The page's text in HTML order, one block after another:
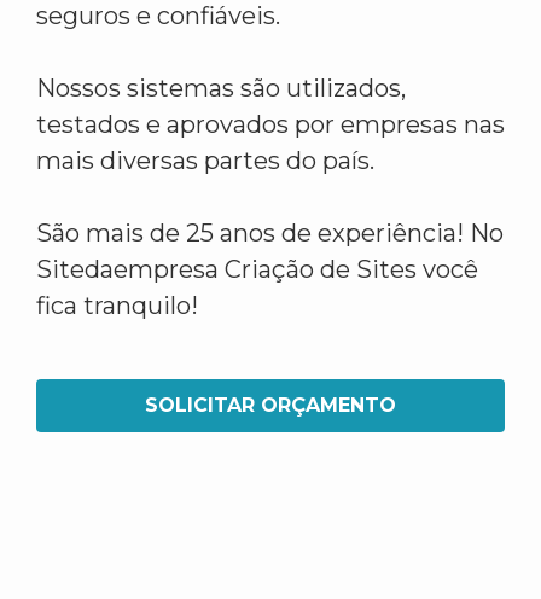
seguros e confiáveis.
Nossos sistemas são utilizados,
testados e aprovados por empresas nas
mais diversas partes do país.
São mais de 25 anos de experiência! No
Sitedaempresa Criação de Sites você
fica tranquilo!
SOLICITAR ORÇAMENTO